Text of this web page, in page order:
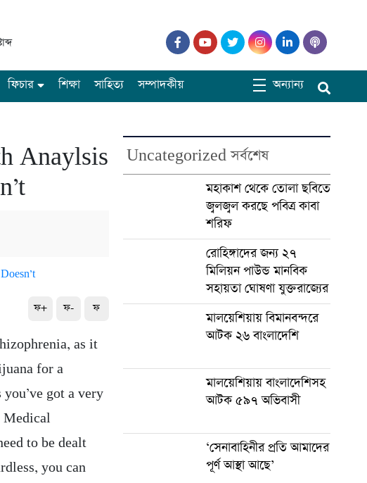
ফিচার শিক্ষা সাহিত্য সম্পাদকীয় অন্যান্য
Anaylsis
ফ+ ফ- ফ
as it
for a
got a very
Medical
to be dealt
you can
Uncategorized সর্বশেষ
মহাকাশ থেকে তোলা ছবিতে
জ্বলজ্বল করছে পবিত্র কাবা
শরিফ
রোহিঙ্গাদের জন্য ২৭
মিলিয়ন পাউন্ড মানবিক
সহায়তা ঘোষণা যুক্তরাজ্যের
মালয়েশিয়ায় বিমানবন্দরে
আটক ২৬ বাংলাদেশি
মালয়েশিয়ায় বাংলাদেশিসহ
আটক ৫৯৭ অভিবাসী
‘সেনাবাহিনীর প্রতি আমাদের
পূর্ণ আস্থা আছে’